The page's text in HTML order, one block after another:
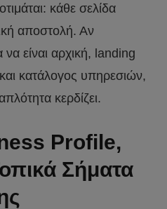
κάθε σελίδα
αποστολή. Αν
είναι αρχική, landing
κατάλογος υπηρεσιών,
κερδίζει.
Profile,
Σήματα